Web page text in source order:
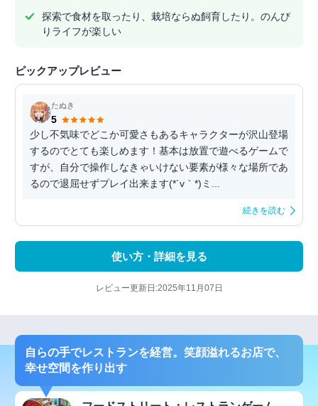
探索で食材を取ったり、栽培ならぬ飼育したり。のんび
りライフが楽しい
ピックアップレビュー
たぬき
5
少し不気味でどこか可愛さもあるキャラクターが沢山登場
するのでとても楽しめます！基本は放置で遊べるゲームで
すが、自分で操作しなきゃいけない要素が様々な場所であ
るので退屈せずプレイ出来ます(*´v｀*)ミ...
続きを読む
使い方・詳細を見る
レビュー更新日:2025年11月07日
自らの手でレストランを経営。笑顔溢れるお店で、
幸せ空間を作り出す